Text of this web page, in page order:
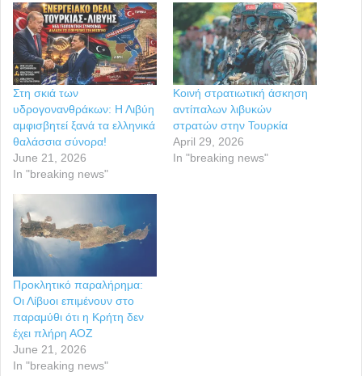
Στη σκιά των
υδρογονανθράκων: Η Λιβύη
αμφισβητεί ξανά τα ελληνικά
θαλάσσια σύνορα!
June 21, 2026
In "breaking news"
Κοινή στρατιωτική άσκηση
αντίπαλων λιβυκών
στρατών στην Τουρκία
April 29, 2026
In "breaking news"
Προκλητικό παραλήρημα:
Οι Λίβυοι επιμένουν στο
παραμύθι ότι η Κρήτη δεν
έχει πλήρη ΑΟΖ
June 21, 2026
In "breaking news"